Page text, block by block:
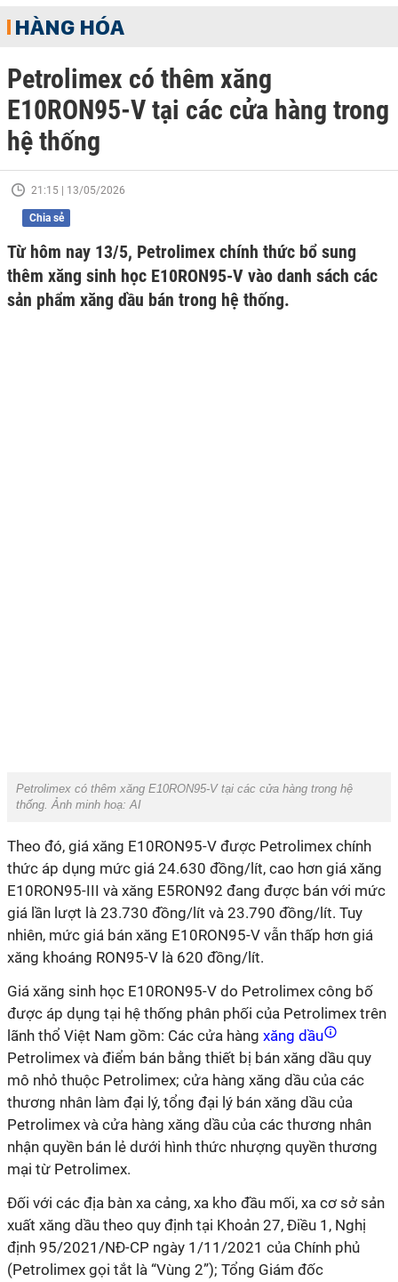
HÀNG HÓA
Petrolimex có thêm xăng
E10RON95-V tại các cửa hàng trong
hệ thống
21:15 | 13/05/2026
Chia sẻ
Từ hôm nay 13/5, Petrolimex chính thức bổ sung
thêm xăng sinh học E10RON95-V vào danh sách các
sản phẩm xăng dầu bán trong hệ thống.
Petrolimex có thêm xăng E10RON95-V tại các cửa hàng trong hệ
thống. Ảnh minh hoạ: AI
Theo đó, giá xăng E10RON95-V được Petrolimex chính
thức áp dụng mức giá 24.630 đồng/lít, cao hơn giá xăng
E10RON95-III và xăng E5RON92 đang được bán với mức
giá lần lượt là 23.730 đồng/lít và 23.790 đồng/lít. Tuy
nhiên, mức giá bán xăng E10RON95-V vẫn thấp hơn giá
xăng khoáng RON95-V là 620 đồng/lít.
Giá xăng sinh học E10RON95-V do Petrolimex công bố
được áp dụng tại hệ thống phân phối của Petrolimex trên
lãnh thổ Việt Nam gồm: Các cửa hàng xăng dầu
Petrolimex và điểm bán bằng thiết bị bán xăng dầu quy
mô nhỏ thuộc Petrolimex; cửa hàng xăng dầu của các
thương nhân làm đại lý, tổng đại lý bán xăng dầu của
Petrolimex và cửa hàng xăng dầu của các thương nhân
nhận quyền bán lẻ dưới hình thức nhượng quyền thương
mại từ Petrolimex.
Đối với các địa bàn xa cảng, xa kho đầu mối, xa cơ sở sản
xuất xăng dầu theo quy định tại Khoản 27, Điều 1, Nghị
định 95/2021/NĐ-CP ngày 1/11/2021 của Chính phủ
(Petrolimex gọi tắt là “Vùng 2”); Tổng Giám đốc